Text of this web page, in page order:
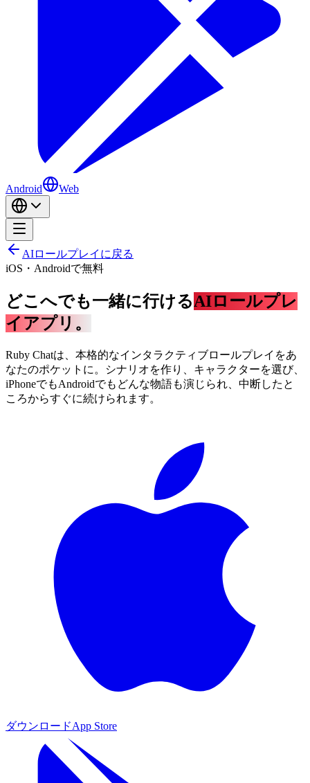
Android Web
AIロールプレイに戻る
iOS・Androidで無料
どこへでも一緒に行けるAIロールプレ
イアプリ。
Ruby Chatは、本格的なインタラクティブロールプレイをあ
なたのポケットに。シナリオを作り、キャラクターを選び、
iPhoneでもAndroidでもどんな物語も演じられ、中断したと
ころからすぐに続けられます。
ダウンロードApp Store